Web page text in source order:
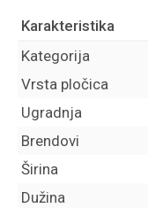
Karakteristika
Kategorija
Vrsta pločica
Ugradnja
Brendovi
Širina
Dužina